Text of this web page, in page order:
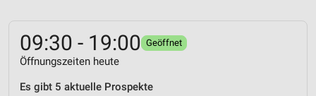
09:30 - 19:00 Geöffnet
Öffnungszeiten heute
Es gibt 5 aktuelle Prospekte